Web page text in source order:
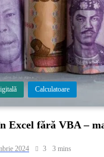
Calculatoare
Excel fără VBA –
2024 3 3 mins